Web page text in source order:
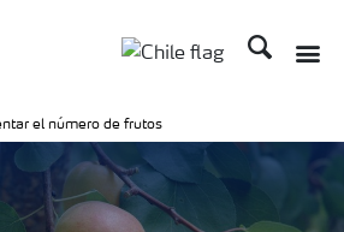
Buscar
el número de frutos